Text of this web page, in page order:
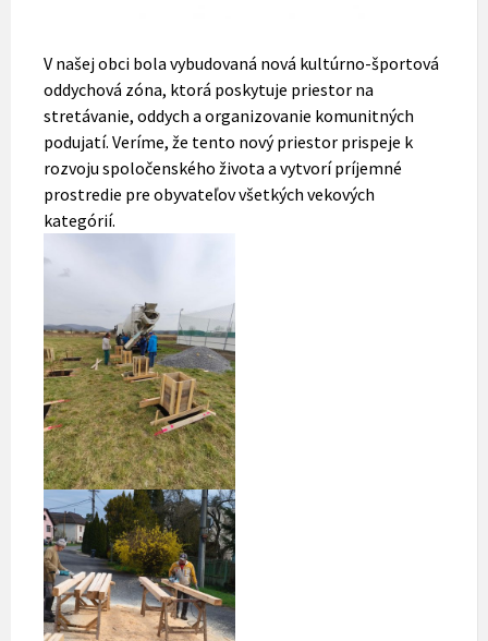
V našej obci bola vybudovaná nová kultúrno-športová
oddychová zóna, ktorá poskytuje priestor na
stretávanie, oddych a organizovanie komunitných
podujatí. Veríme, že tento nový priestor prispeje k
rozvoju spoločenského života a vytvorí príjemné
prostredie pre obyvateľov všetkých vekových
kategórií.